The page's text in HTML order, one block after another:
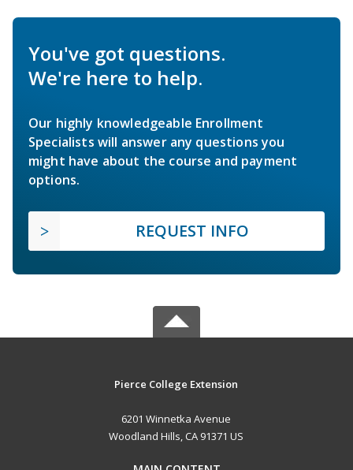
You've got questions.
We're here to help.
Our highly knowledgeable Enrollment
Specialists will answer any questions you
might have about the course and payment
options.
REQUEST INFO
Pierce College Extension
6201 Winnetka Avenue
Woodland Hills, CA 91371 US